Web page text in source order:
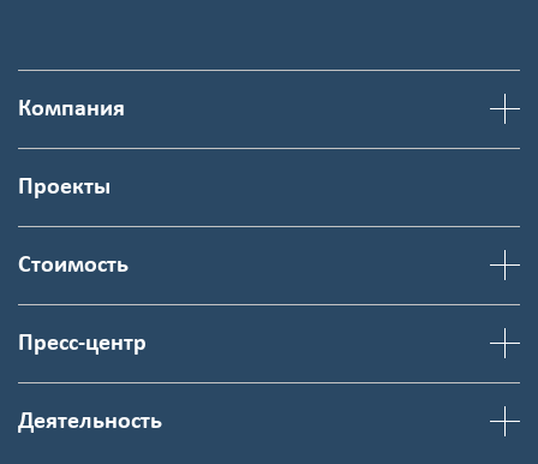
Компания
Проекты
Стоимость
Пресс-центр
Деятельность